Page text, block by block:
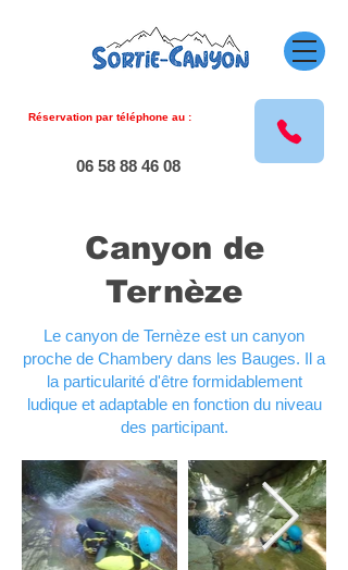
Réservation par téléphone au :
06 58 88 46 08
Canyon de
Ternèze
Le canyon de Ternèze est un canyon
proche de Chambery dans les Bauges. Il a
la particularité d'être formidablement
ludique et adaptable en fonction du niveau
des participant.